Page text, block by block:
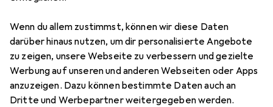
Wenn du allem zustimmst, können wir diese Daten
darüber hinaus nutzen, um dir personalisierte Angebote
zu zeigen, unsere Webseite zu verbessern und gezielte
Werbung auf unseren und anderen Webseiten oder Apps
anzuzeigen. Dazu können bestimmte Daten auch an
Dritte und Werbepartner weitergegeben werden.
Cleaner
All in One Lösung, 30 ml
Preis in EUR inkl. MwSt.
18
Bewertungen Marke
Mehr von Bausch + Lomb